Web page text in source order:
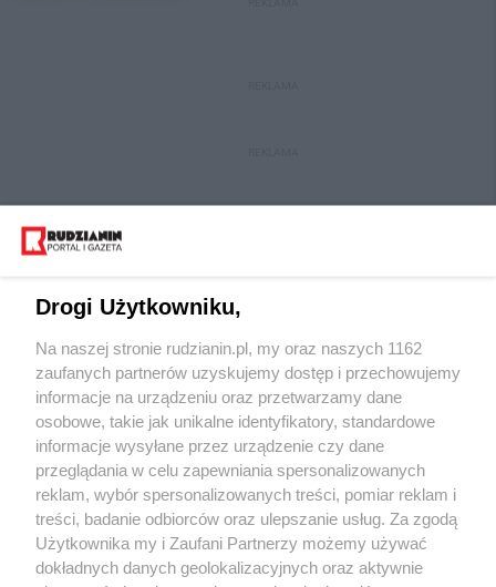
Wydawca mediów lokalnych
Nie zapomnij
zapoznać się z:
polityką prywatności regulamin korzystania z portali
Twojemiasto Skontakuj sięz nami
Drogi Użytkowniku,
Na naszej stronie rudzianin.pl, my oraz naszych 1162
zaufanych partnerów uzyskujemy dostęp i przechowujemy
informacje na urządzeniu oraz przetwarzamy dane
osobowe, takie jak unikalne identyfikatory, standardowe
informacje wysyłane przez urządzenie czy dane
przeglądania w celu zapewniania spersonalizowanych
reklam, wybór spersonalizowanych treści, pomiar reklam i
treści, badanie odbiorców oraz ulepszanie usług. Za zgodą
Użytkownika my i Zaufani Partnerzy możemy używać
dokładnych danych geolokalizacyjnych oraz aktywnie